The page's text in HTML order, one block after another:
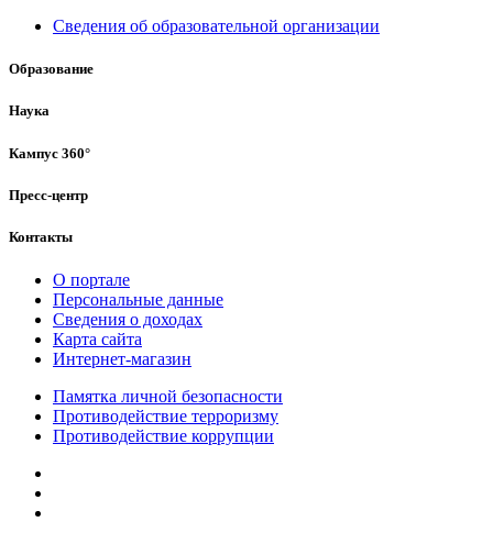
Сведения об образовательной организации
Образование
Наука
Кампус 360°
Пресс-центр
Контакты
О портале
Персональные данные
Сведения о доходах
Карта сайта
Интернет-магазин
Памятка личной безопасности
Противодействие терроризму
Противодействие коррупции